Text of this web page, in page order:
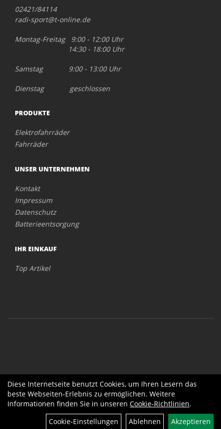
02421/84114
radi-sport@t-online.de
Montag-Freitag 9:00 - 12:00 Uhr
14:30 - 18:00 Uhr
Samstag 9:00 - 13:00 Uhr
Dienstag geschlossen
PRODUKTE
Elektrofahrräder
Fahrräder
UNSER UNTERNEHMEN
Kontakt
Impressum
Datenschutz
Batterieentsorgung
IHR EINKAUF
Top Artikel
Diese Internetseite benutzt Cookies, um Ihren Lesern das
beste Webseiten-Erlebnis zu ermöglichen. Weitere
Informationen finden Sie in unseren Cookie-Richtlinien.
Cookie-Einstellungen
Ablehnen Akzeptieren